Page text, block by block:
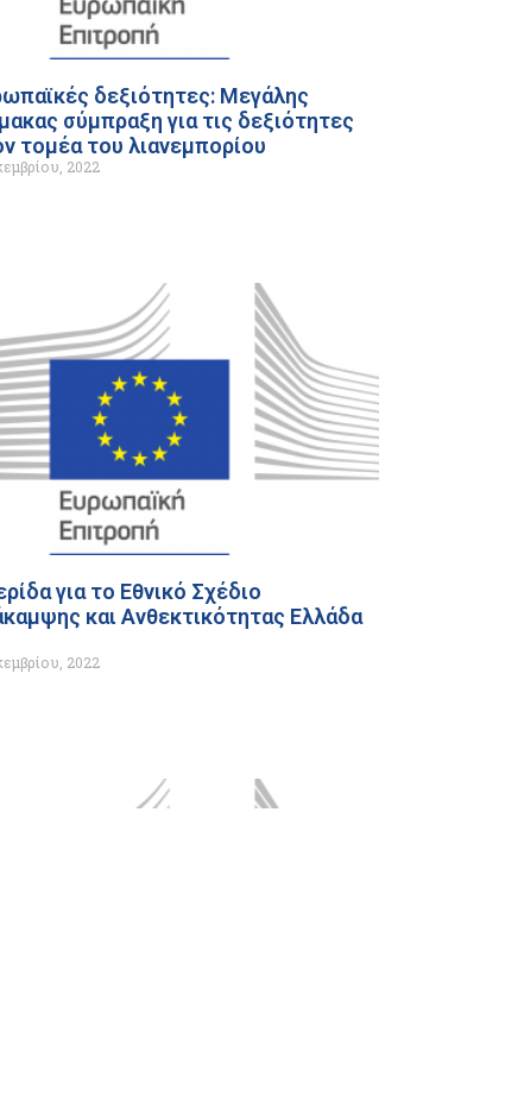
δεξιότητες: Μεγάλης
σύμπραξη για τις δεξιότητες
τομέα του λιανεμπορίου
2022
για το Εθνικό Σχέδιο
και Ανθεκτικότητας Ελλάδα
2022